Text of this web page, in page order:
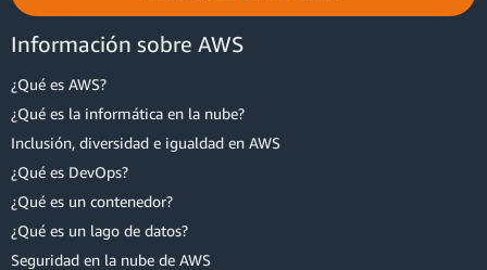
Información sobre AWS
¿Qué es AWS?
¿Qué es la informática en la nube?
Inclusión, diversidad e igualdad en AWS
¿Qué es DevOps?
¿Qué es un contenedor?
¿Qué es un lago de datos?
Seguridad en la nube de AWS